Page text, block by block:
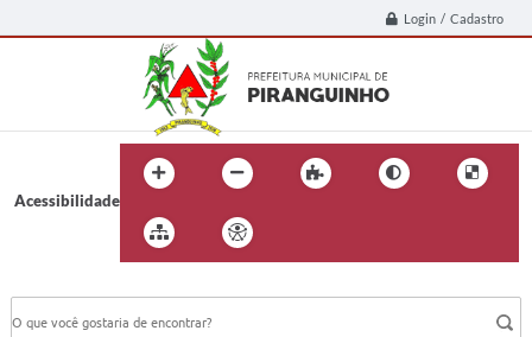
Login / Cadastro
Acessibilidade